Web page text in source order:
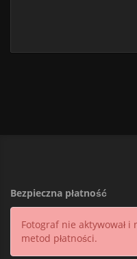
Bezpieczna płatność
Fotograf nie aktywował i
metod płatności.